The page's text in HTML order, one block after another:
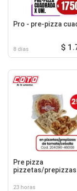
Pro - pre-pizza
8 días $
Pre pizza
pizzetas/
23 horas